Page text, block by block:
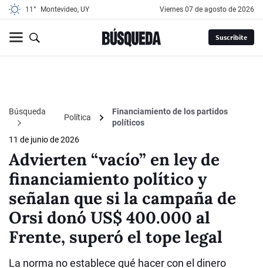
11° Montevideo, UY viernes 07 de agosto de 2026
Suscribite
Búsqueda
Política
Financiamiento de los partidos
políticos
11 de junio de 2026
Advierten “vacío” en ley de
financiamiento político y
señalan que si la campaña de
Orsi donó US$ 400.000 al
Frente, superó el tope legal
La norma no establece qué hacer con el dinero